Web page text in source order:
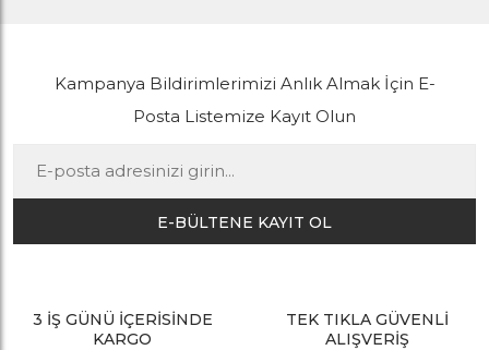
Kampanya Bildirimlerimizi Anlık Almak İçin E-
Posta Listemize Kayıt Olun
E-BÜLTENE KAYIT OL
3 İŞ GÜNÜ İÇERİSİNDE
KARGO
TEK TIKLA GÜVENLİ
ALIŞVERİŞ